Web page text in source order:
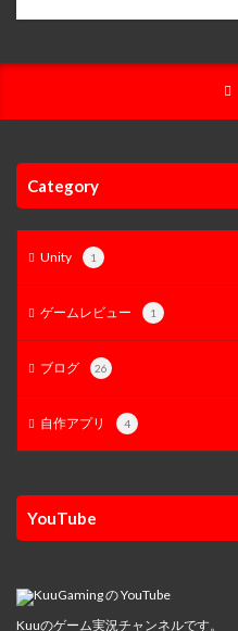
Category
Unity 1
ゲームレビュー 1
ブログ 26
自作アプリ 4
YouTube
Kuuのゲーム実況チャンネルです。